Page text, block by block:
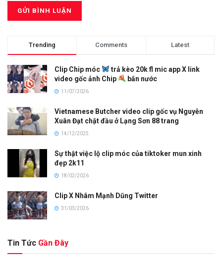
Trending Comments Latest
Clip Chip móc
trả kèo 20k fl mic app X link
video gốc ảnh Chip
bắn nước
11/07/2026
Vietnamese Butcher video clip gốc vụ Nguyễn
Xuân Đạt chặt đầu ở Lạng Sơn 88 trang
14/12/2025
Sự thật việc lộ clip móc của tiktoker mun xinh
đẹp 2k11
18/02/2026
Clip X Nhâm Mạnh Dũng Twitter
31/03/2026
Tin Tức Gần Đây